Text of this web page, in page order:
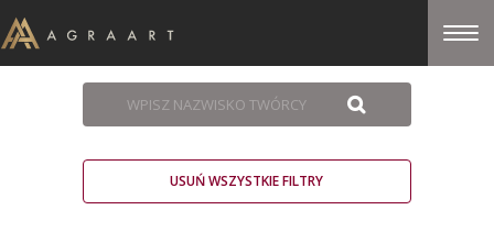
USUŃ WSZYSTKIE FILTRY